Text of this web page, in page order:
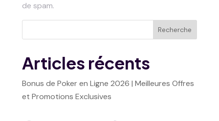
de spam.
Recherche
Articles récents
Bonus de Poker en Ligne 2026 | Meilleures Offres
et Promotions Exclusives